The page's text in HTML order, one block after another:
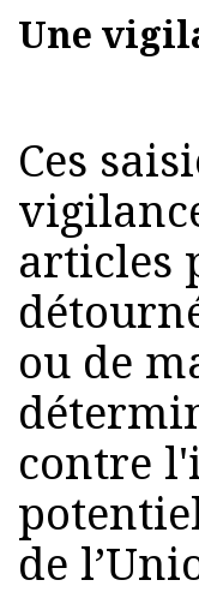
Une
Ces
articles
ou de
contre
de